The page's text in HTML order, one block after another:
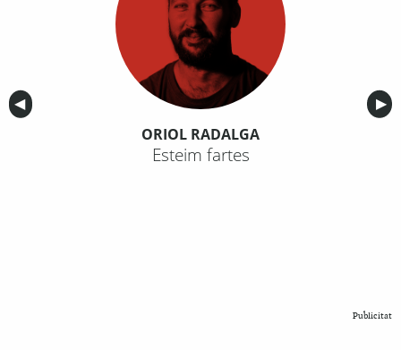
Anterior
◀︎ ▶︎
ORIOL RADALGA
Esteim fartes
Publicitat